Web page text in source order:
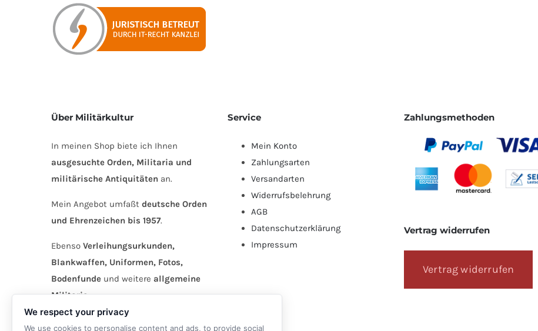
Über Militärkultur
In meinen Shop biete ich Ihnen
ausgesuchte Orden, Militaria und
militärische Antiquitäten an.
Mein Angebot umfaßt deutsche Orden
und Ehrenzeichen bis 1957.
Ebenso Verleihungsurkunden,
Blankwaffen, Uniformen, Fotos,
Bodenfunde und weitere allgemeine
Militaria.
Service
Mein Konto
Zahlungsarten
Versandarten
Widerrufsbelehrung
AGB
Datenschutzerklärung
Impressum
Zahlungsmethoden
Vertrag widerrufen
Vertrag widerrufen
We respect your privacy
We use cookies to personalise content and ads, to provide social